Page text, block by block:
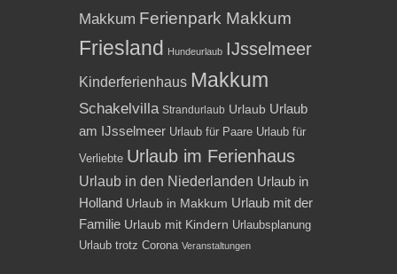
Makkum Ferienpark Makkum
Friesland Hundeurlaub IJsselmeer
Kinderferienhaus Makkum
Schakelvilla Strandurlaub Urlaub Urlaub
am IJsselmeer Urlaub für Paare Urlaub für
Verliebte Urlaub im Ferienhaus
Urlaub in den Niederlanden Urlaub in
Holland Urlaub in Makkum Urlaub mit der
Familie Urlaub mit Kindern Urlaubsplanung
Urlaub trotz Corona Veranstaltungen